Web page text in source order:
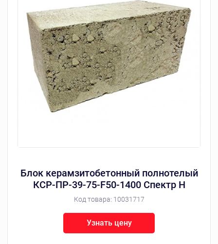
Блок керамзитобетонный полнотелый
КСР-ПР-39-75-F50-1400 Спектр Н
Код товара: 10031717
Узнать цену